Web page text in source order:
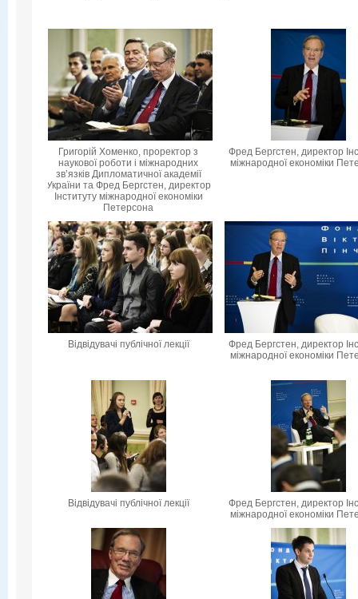
Григорій Хоменко, проректор з
наукової роботи і міжнародних
зв’язків Дипломатичної академії
України та Фред Бергстен, директор
Інституту міжнародної економіки
Петерсона
Фред Бергстен, директор
міжнародної економіки
Відвідувачі публічної лекції
Фред Бергстен, директор
міжнародної економіки
Відвідувачі публічної лекції
Фред Бергстен, директор
міжнародної економіки